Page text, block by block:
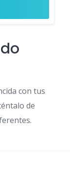
con tus
de